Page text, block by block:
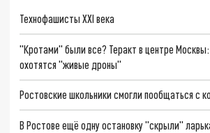
Технофашисты XXI века
"Кротами" были все? Теракт в центре Москвы:
охотятся "живые дроны"
Ростовские школьники смогли пообщаться с
В Ростове ещё одну остановку "скрыли"